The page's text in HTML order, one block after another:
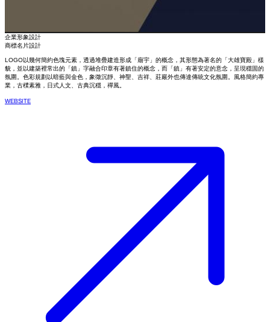
企業形象設計
商標名片設計
LOGO以幾何簡約色塊元素，透過堆疊建造形成「廟宇」的概念，其形態為著名的「大雄寶殿」樣
貌，並以建築裡常出的「鎮」字融合印章有著鎮住的概念，而「鎮」有著安定的意念，呈現穩固的
氛圍。色彩規劃以暗藍與金色，象徵沉靜、神聖、吉祥、莊嚴外也傳達傳統文化氛圍。風格簡約專
業，古樸素雅，日式人文、古典沉穩，禪風。
WEBSITE